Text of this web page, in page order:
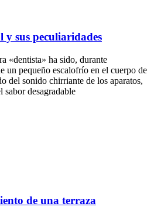
sus peculiaridades
«dentista» ha sido, durante
un pequeño escalofrío en el cuerpo de
del sonido chirriante de los aparatos,
desagradable
de una terraza